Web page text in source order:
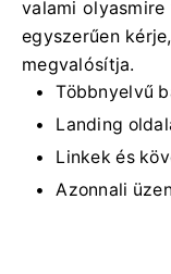
valami
egyszerűen
megvalósítja.
Többnyelvű
Landing
Linkek és
Azonnali